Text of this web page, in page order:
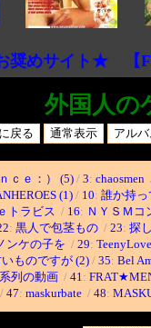
奨めサイト★ 【
外国人の
ｃｅ：） (5) / 3:chaosmen
(1) / 10:誰か持
トラビス / 16: ＮＹＳＭ
:黒人で包茎もの / 23:探
ンケの子を / 29:
ものですが (2) / 35:Bel
列の動画 / 41:
/ 47:maskurbate / 48: